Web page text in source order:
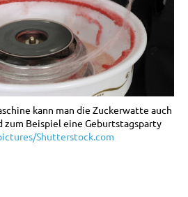
kann man die Zuckerwatte auch
zum Beispiel eine Geburtstagsparty
Shutterstock.com